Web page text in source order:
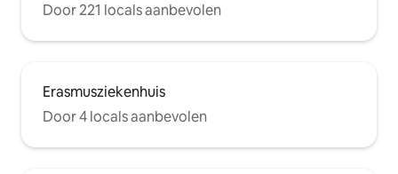
Door 221 locals aanbevolen
Erasmusziekenhuis
Door 4 locals aanbevolen